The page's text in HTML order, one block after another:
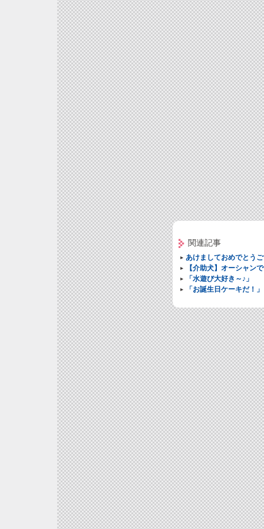
関連記事
あけましておめでとう
【介助犬】オーシャン
「水遊び大好き～♪」
「お誕生日ケーキだ！」